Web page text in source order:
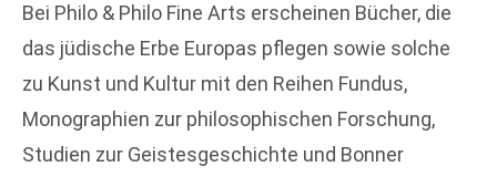
Bei Philo & Philo Fine Arts erscheinen Bücher, die
das jüdische Erbe Europas pflegen sowie solche
zu Kunst und Kultur mit den Reihen Fundus,
Monographien zur philosophischen Forschung,
Studien zur Geistesgeschichte und Bonner